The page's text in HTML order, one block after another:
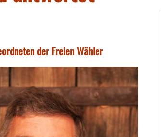
der Freien Wähler